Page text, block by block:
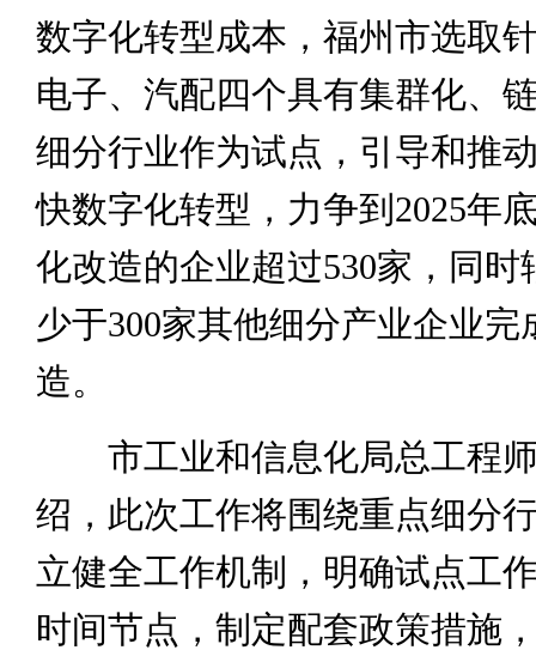
数字化转型成本，福州市选取
电子、汽配四个具有集群化、
细分行业作为试点，引导和推
快数字化转型，力争到2025年
化改造的企业超过530家，同时
少于300家其他细分产业企业完
造。
市工业和信息化局总工程师
绍，此次工作将围绕重点细分
立健全工作机制，明确试点工
时间节点，制定配套政策措施